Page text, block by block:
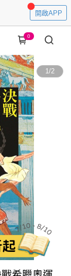
開啟APP
0
1/2